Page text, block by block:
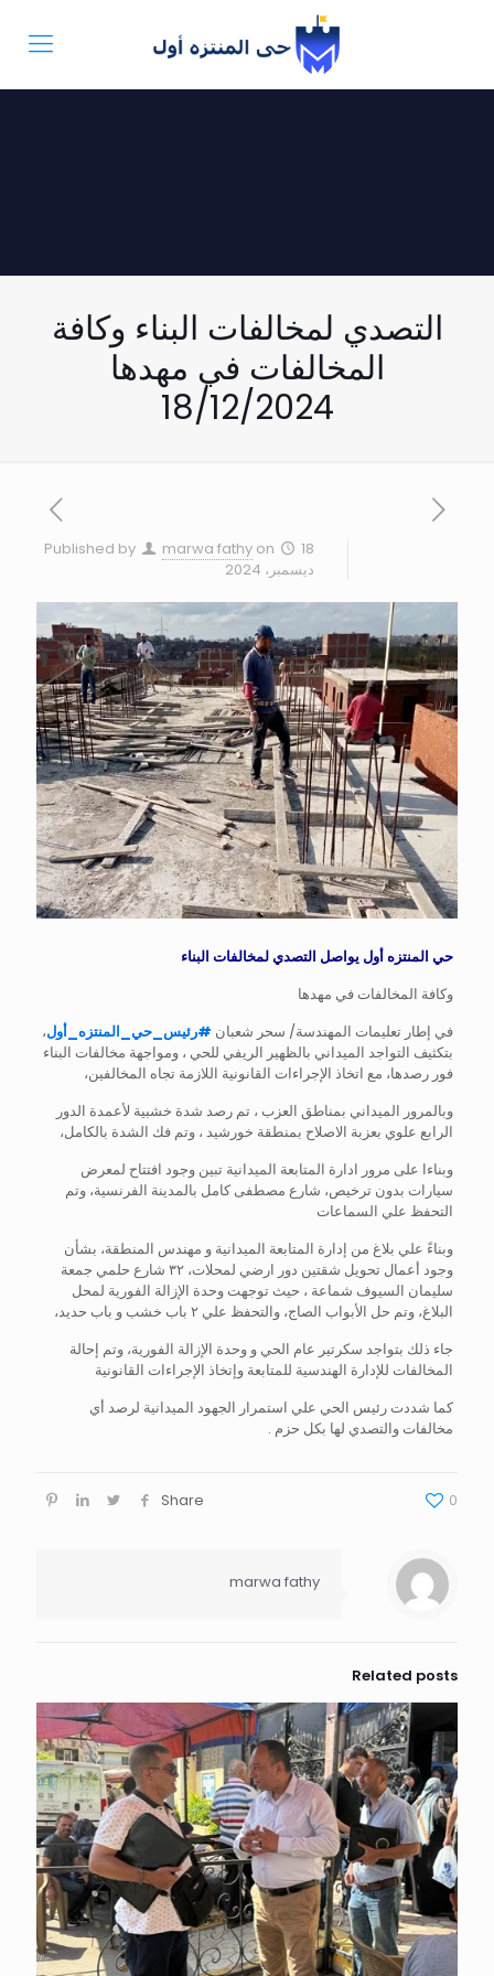
التصدي لمخالفات البناء وكافة
المخالفات في مهدها
18/12/2024
Published by marwa fathy on
18
ديسمبر، 2024
حي المنتزه أول يواصل التصدي لمخالفات البناء
وكافة المخالفات في مهدها
في إطار تعليمات المهندسة/ سحر شعبان #رئيس_حي_المنتزه_أول،
بتكثيف التواجد الميداني بالظهير الريفي للحي ، ومواجهة مخالفات البناء
فور رصدها، مع اتخاذ الإجراءات القانونية اللازمة تجاه المخالفين،
وبالمرور الميداني بمناطق العزب ، تم رصد شدة خشبية لأعمدة الدور
الرابع علوي بعزبة الاصلاح بمنطقة خورشيد ، وتم فك الشدة بالكامل،
وبناءا على مرور ادارة المتابعة الميدانية تبين وجود افتتاح لمعرض
سيارات بدون ترخيص، شارع مصطفى كامل بالمدينة الفرنسية، وتم
التحفظ علي السماعات
وبناءً علي بلاغ من إدارة المتابعة الميدانية و مهندس المنطقة، بشأن
وجود أعمال تحويل شقتين دور ارضي لمحلات، ٣٢ شارع حلمي جمعة
سليمان السيوف شماعة ، حيث توجهت وحدة الإزالة الفورية لمحل
البلاغ، وتم حل الأبواب الصاج، والتحفظ علي ٢ باب خشب و باب حديد،
جاء ذلك بتواجد سكرتير عام الحي و وحدة الإزالة الفورية، وتم إحالة
المخالفات للإدارة الهندسية للمتابعة وإتخاذ الإجراءات القانونية
كما شددت رئيس الحي علي استمرار الجهود الميدانية لرصد أي
مخالفات والتصدي لها بكل حزم .
Share 0
marwa fathy
Related posts